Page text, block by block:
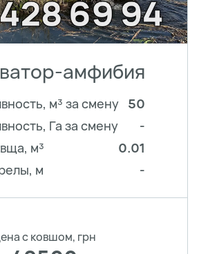
амфибия
м³ за смену
50
Га за смену
-
м³
0.01
м
-
с ковшом, грн